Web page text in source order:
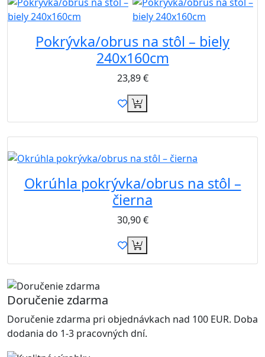
Pokrývka/obrus na stôl – biely
240x160cm
23,89€
Okrúhla pokrývka/obrus na stôl –
čierna
30,90€
Doručenie zdarma
Doručenie zdarma pri objednávkach nad 100 EUR. Doba
dodania do 1-3 pracovných dní.